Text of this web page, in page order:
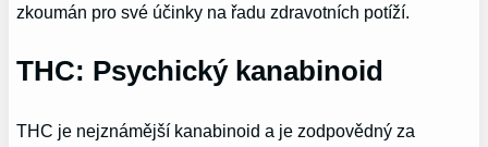
zkoumán pro své účinky na řadu zdravotních potíží.
THC: Psychický kanabinoid
THC je nejznámější kanabinoid a je zodpovědný za